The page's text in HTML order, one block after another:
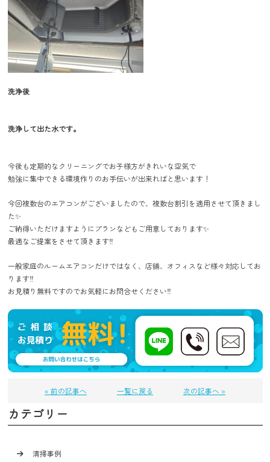
洗浄後
洗浄して出た水です。
今後も定期的なクリーニングでお子様方がきれいな空気で
勉強に集中できる環境作りのお手伝いが出来ればと思います！
今回複数台のエアコンがございましたので、複数台割引を適用させて頂きまし
た✨
ご納得いただけますようにプランなどもご用意しております✨
最適なご提案をさせて頂きます‼️
一般家庭のルームエアコンだけではなく、店舗、オフィスなど様々対応してお
ります‼️
お見積り無料ですのでお気軽にお問合せください‼️
« 前の記事へ 一覧に戻る 次の記事へ »
カテゴリー
清掃事例